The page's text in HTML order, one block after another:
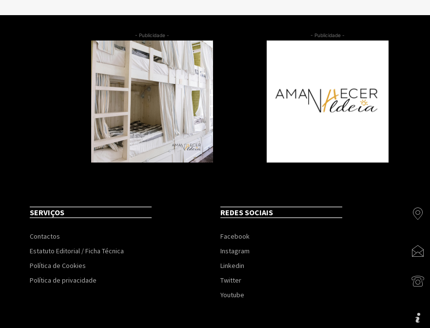
- Publicidade - - Publicidade -
SERVIÇOS
Contactos
Estatuto Editorial / Ficha Técnica
Política de Cookies
Política de privacidade
REDES SOCIAIS
Facebook
Instagram
Linkedin
Twitter
Youtube